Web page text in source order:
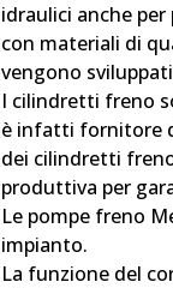
idraulici anche
con materiali di
vengono
I cilindretti freno
è infatti fornitore
dei cilindretti
produttiva per
Le pompe freno
impianto.
La funzione del